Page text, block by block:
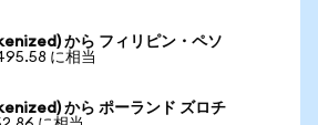
から フィリピン・ペソ
に相当
から ポーランド ズロチ